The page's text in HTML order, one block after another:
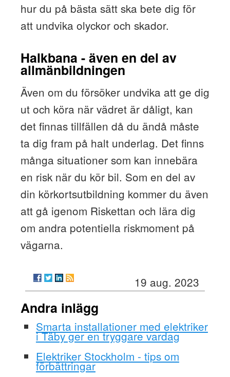
hur du på bästa sätt ska bete dig för
att undvika olyckor och skador.
Halkbana - även en del av
allmänbildningen
Även om du försöker undvika att ge dig
ut och köra när vädret är dåligt, kan
det finnas tillfällen då du ändå måste
ta dig fram på halt underlag. Det finns
många situationer som kan innebära
en risk när du kör bil. Som en del av
din körkortsutbildning kommer du även
att gå igenom Riskettan och lära dig
om andra potentiella riskmoment på
vägarna.
19 aug. 2023
Andra inlägg
Smarta installationer med elektriker
i Täby ger en tryggare vardag
Elektriker Stockholm - tips om
förbättringar